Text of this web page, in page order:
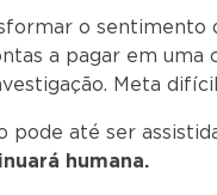
o sentimento
a pagar em uma
Meta
pode até ser
humana.